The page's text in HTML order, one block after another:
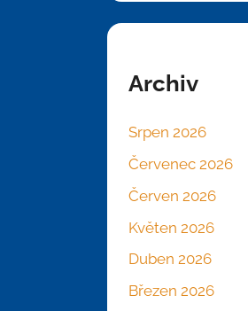
Archiv
Srpen 2026
Červenec 2026
Červen 2026
Květen 2026
Duben 2026
Březen 2026